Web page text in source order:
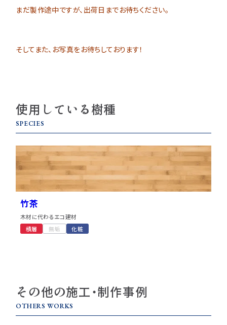
まだ製作途中ですが、出荷日までお待ちください。
そしてまた、お写真をお待ちしております！
使用している樹種
SPECIES
竹茶
木材に代わるエコ建材
積層
無垢 化粧
その他の施工・制作事例
OTHERS WORKS